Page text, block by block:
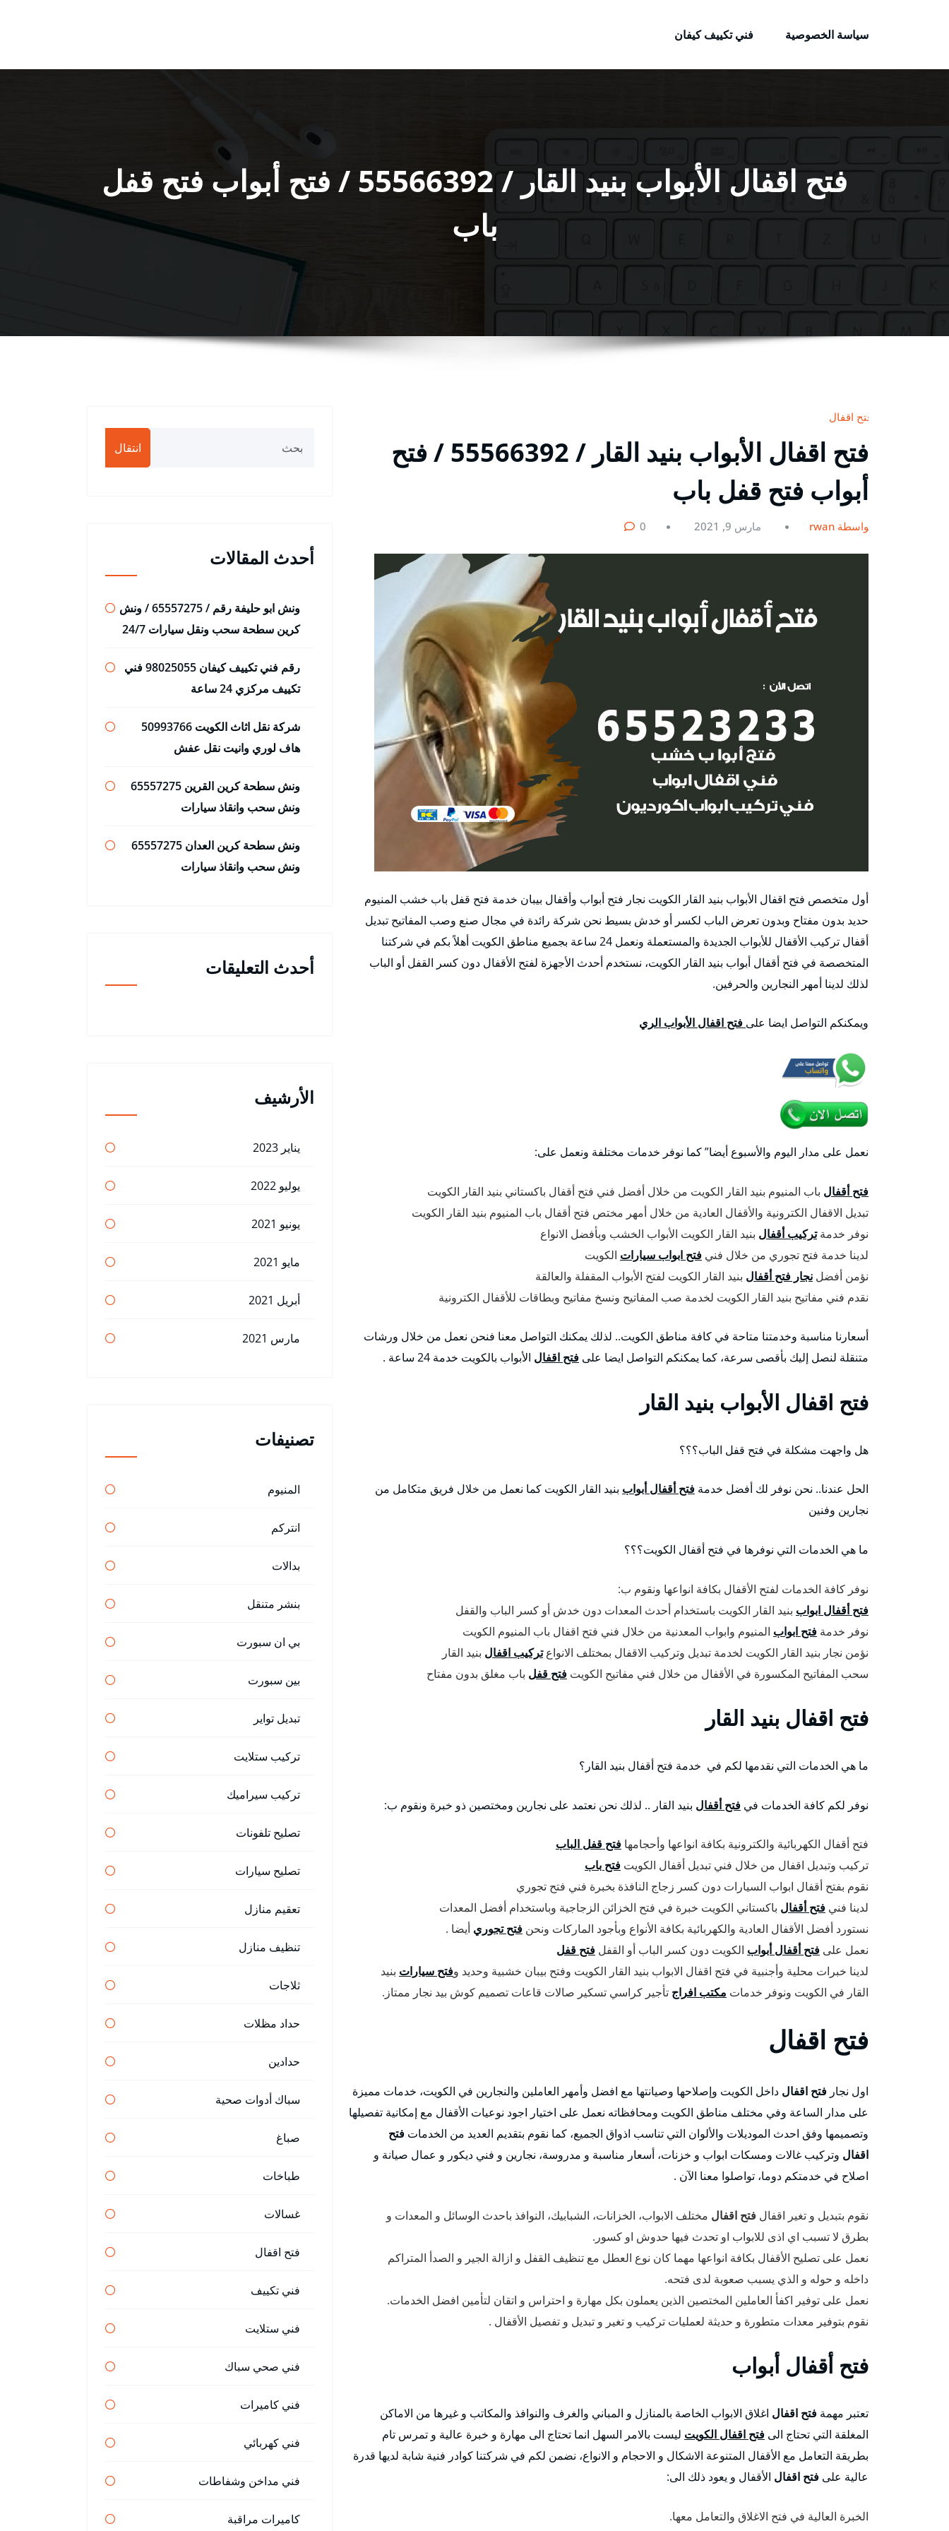
سياسة الخصوصية
فني تكييف كيفان
فتح اقفال الأبواب بنيد القار / 55566392 / فتح أبواب فتح قفل
باب
فتح اقفال
فتح اقفال الأبواب بنيد القار / 55566392 / فتح
أبواب فتح قفل باب
بواسطة rwan مارس 9, 2021 0
أول متخصص فتح اقفال الأبواب بنيد القار الكويت نجار فتح أبواب وأقفال بيبان خدمة فتح قفل باب خشب المنيوم
حديد بدون مفتاح وبدون تعرض الباب لكسر أو خدش بسيط نحن شركة رائدة في مجال صنع وصب المفاتيح تبديل
أقفال تركيب الأقفال للأبواب الجديدة والمستعملة ونعمل 24 ساعة بجميع مناطق الكويت أهلاً بكم في شركتنا
المتخصصة في فتح أقفال أبواب بنيد القار الكويت، نستخدم أحدث الأجهزة لفتح الأقفال دون كسر القفل أو الباب
لذلك لدينا أمهر النجارين والحرفين.
ويمكنكم التواصل ايضا على فتح اقفال الأبواب الري
نعمل على مدار اليوم والأسبوع أيضا” كما نوفر خدمات مختلفة ونعمل على:
فتح أقفال باب المنيوم بنيد القار الكويت من خلال أفضل فني فتح أقفال باكستاني بنيد القار الكويت
تبديل الاقفال الكترونية والأقفال العادية من خلال أمهر مختص فتح أقفال باب المنيوم بنيد القار الكويت
نوفر خدمةتركيب أقفال بنيد القار الكويت الأبواب الخشب وبأفضل الانواع
لدينا خدمة فتح تجوري من خلال فني فتح ابواب سيارات الكويت
نؤمن أفضل نجار فتح أقفال بنيد القار الكويت لفتح الأبواب المقفلة والعالقة
نقدم فني مفاتيح بنيد القار الكويت لخدمة صب المفاتيح ونسخ مفاتيح وبطاقات للأقفال الكترونية
أسعارنا مناسبة وخدمتنا متاحة في كافة مناطق الكويت.. لذلك يمكنك التواصل معنا فنحن نعمل من خلال ورشات
متنقلة لنصل إليك بأقصى سرعة، كما يمكنكم التواصل ايضا على فتح اقفال الأبواب بالكويت خدمة 24 ساعة .
فتح اقفال الأبواب بنيد القار
هل واجهت مشكلة في فتح قفل الباب؟؟؟
الحل عندنا.. نحن نوفر لك أفضل خدمة فتح أقفال أبواب بنيد القار الكويت كما نعمل من خلال فريق متكامل من
نجارين وفنين
ما هي الخدمات التي نوفرها في فتح أقفال الكويت؟؟؟
نوفر كافة الخدمات لفتح الأقفال بكافة انواعها ونقوم ب:
فتح أقفال ابواب بنيد القار الكويت باستخدام أحدث المعدات دون خدش أو كسر الباب والقفل
نوفر خدمة فتح ابواب المنيوم وابواب المعدنية من خلال فني فتح اقفال باب المنيوم الكويت
نؤمن نجار بنيد القار الكويت لخدمة تبديل وتركيب الاقفال بمختلف الانواعتركيب اقفال بنيد القار
سحب المفاتيح المكسورة في الأقفال من خلال فني مفاتيح الكويت فتح قفل باب مغلق بدون مفتاح
فتح اقفال بنيد القار
ما هي الخدمات التي نقدمها لكم في خدمة فتح أقفال بنيد القار؟
نوفر لكم كافة الخدمات في فتح أقفال بنيد القار .. لذلك نحن نعتمد على نجارين ومختصين ذو خبرة ونقوم ب:
فتح أقفال الكهربائية والكترونية بكافة انواعها وأحجامها فتح قفل الباب
تركيب وتبديل اقفال من خلال فني تبديل أقفال الكويت فتح باب
نقوم بفتح أقفال ابواب السيارات دون كسر زجاج النافذة بخبرة فني فتح تجوري
لدينا فني فتح أقفال باكستاني الكويت خبرة في فتح الخزائن الزجاجية وباستخدام أفضل المعدات
نستورد أفضل الأقفال العادية والكهربائية بكافة الأنواع وبأجود الماركات ونحن فتح تجوري أيضا .
نعمل على فتح أقفال أبواب الكويت دون كسر الباب أو القفل فتح قفل
لدينا خبرات محلية وأجنبية في فتح اقفال الابواب بنيد القار الكويت وفتح بيبان خشبية وحديد وفتح سيارات بنيد
القار في الكويت ونوفر خدمات مكتب افراج تأجير كراسي تسكير صالات قاعات تصميم كوش بيد نجار ممتاز.
فتح اقفال
اول نجار فتح اقفال داخل الكويت وإصلاحها وصيانتها مع افضل وأمهر العاملين والنجارين في الكويت، خدمات مميزة
على مدار الساعة وفي مختلف مناطق الكويت ومحافظاته نعمل على اختيار اجود نوعيات الأقفال مع إمكانية تفصيلها
وتصميمها وفق احدث الموديلات والألوان التي تناسب اذواق الجميع، كما نقوم بتقديم العديد من الخدمات فتح
اقفال وتركيب غالات ومسكات ابواب و خزنات، أسعار مناسبة و مدروسة، نجارين و فني ديكور و عمال صيانة و
اصلاح في خدمتكم دوما، تواصلوا معنا الآن .
نقوم بتبديل و تغير اقفال فتح اقفال مختلف الابواب، الخزانات، الشبابيك، النوافذ باحدث الوسائل و المعدات و
بطرق لا تسبب اي اذى للابواب او تحدث فيها حدوش او كسور.
نعمل على تصليح الأقفال بكافة انواعها مهما كان نوع العطل مع تنظيف القفل و ازالة الجير و الصدأ المتراكم
داخله و حوله و الذي يسبب صعوبة لدى فتحه.
نعمل على توفير اكفأ العاملين المختصين الذين يعملون بكل مهارة و احتراس و اتقان لتأمين افضل الخدمات.
نقوم بتوفير معدات متطورة و حديثة لعمليات تركيب و تغير و تبديل و تفصيل الأقفال .
فتح أقفال أبواب
تعتبر مهمة فتح اقفال اغلاق الابواب الخاصة بالمنازل و المباني والغرف والنوافذ والمكاتب و غيرها من الاماكن
المغلقة التي تحتاج الى فتح اقفال الكويت ليست بالامر السهل انما تحتاج الى مهارة و خبرة عالية و تمرس تام
بطريقة التعامل مع الأقفال المتنوعة الاشكال و الاحجام و الانواع، نضمن لكم في شركتنا كوادر فنية شابة لديها قدرة
عالية على فتح اقفال الأقفال و يعود ذلك الى:
الخبرة العالية في فتح الاغلاق والتعامل معها.
انتقال
أحدث المقالات
ونش ابو حليفة رقم / 65557275 / ونش
كرين سطحة سحب ونقل سيارات 24/7
رقم فني تكييف كيفان 98025055 فني
تكييف مركزي 24 ساعة
شركة نقل اثاث الكويت 50993766
هاف لوري وانيت نقل عفش
ونش سطحة كرين القرين 65557275
ونش سحب وانقاذ سيارات
ونش سطحة كرين العدان 65557275
ونش سحب وانقاذ سيارات
أحدث التعليقات
الأرشيف
يناير 2023
يوليو 2022
يونيو 2021
مايو 2021
أبريل 2021
مارس 2021
تصنيفات
المنيوم
انتركم
بدالات
بنشر متنقل
بي ان سبورت
بين سبورت
تبديل تواير
تركيب ستلايت
تركيب سيراميك
تصليح تلفونات
تصليح سيارات
تعقيم منازل
تنظيف منازل
ثلاجات
حداد مظلات
حدادين
سباك أدوات صحية
صباغ
طباخات
غسالات
فتح اقفال
فني تكييف
فني ستلايت
فني صحي سباك
فني كاميرات
فني كهربائي
فني مداخن وشفاطات
كاميرات مراقبة